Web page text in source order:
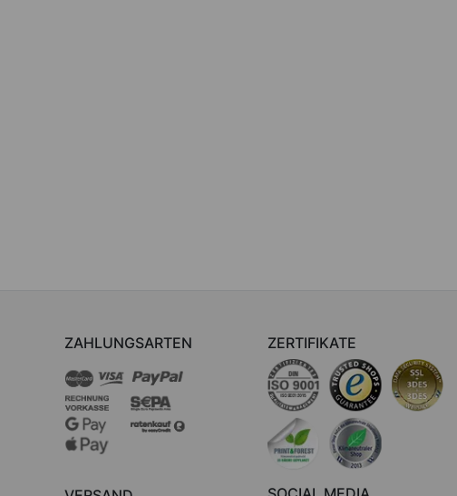
ZAHLUNGSARTEN ZERTIFIKATE